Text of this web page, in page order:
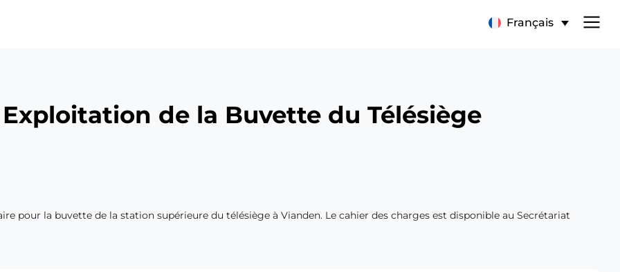
Français
de la Buvette du Télésiège
pour la buvette de la station supérieure du télésiège à Vianden. Le cahier des charges est disponible au Secrétariat